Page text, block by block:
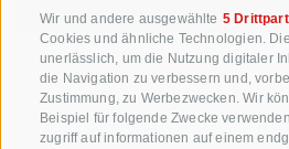
Wir und andere ausgewählte 5
Cookies und ähnliche Technologien.
unerlässlich, um die Nutzung digitaler
die Navigation zu verbessern und,
Zustimmung, zu Werbezwecken. Wir
Beispiel für folgende Zwecke
zugriff auf informationen auf einem